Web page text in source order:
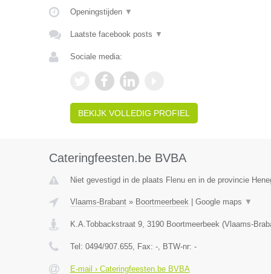
Openingstijden ▼
Laatste facebook posts ▼
Sociale media:
BEKIJK VOLLEDIG PROFIEL
Cateringfeesten.be BVBA
Niet gevestigd in de plaats Flenu en in de provincie
Vlaams-Brabant» Boortmeerbeek| Google maps ▼
K.A.Tobbackstraat 9, 3190 Boortmeerbeek(Vlaams-
Tel: 0494/907.655, Fax: -, BTW-nr: -
E-mail › Cateringfeesten.be BVBA